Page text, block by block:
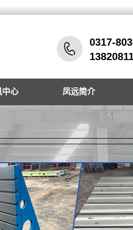
0317-
中心 凤远简介